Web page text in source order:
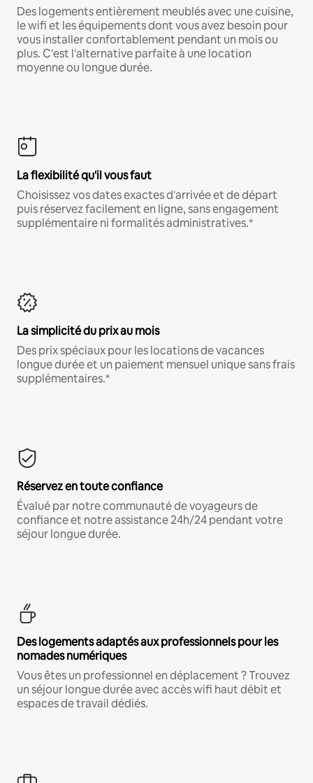
Des logements entièrement meublés avec une cuisine,
le wifi et les équipements dont vous avez besoin pour
vous installer confortablement pendant un mois ou
plus. C'est l'alternative parfaite à une location
moyenne ou longue durée.
La flexibilité qu'il vous faut
Choisissez vos dates exactes d'arrivée et de départ
puis réservez facilement en ligne, sans engagement
supplémentaire ni formalités administratives.*
La simplicité du prix au mois
Des prix spéciaux pour les locations de vacances
longue durée et un paiement mensuel unique sans frais
supplémentaires.*
Réservez en toute confiance
Évalué par notre communauté de voyageurs de
confiance et notre assistance 24h/24 pendant votre
séjour longue durée.
Des logements adaptés aux professionnels pour les
nomades numériques
Vous êtes un professionnel en déplacement ? Trouvez
un séjour longue durée avec accès wifi haut débit et
espaces de travail dédiés.